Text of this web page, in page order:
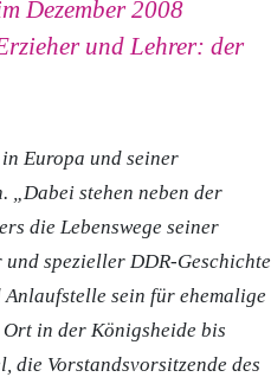
Dezember 2008
und Lehrer: der
Europa und seiner
„Dabei stehen neben der
die Lebenswege seiner
spezieller DDR-Geschichte
sein für ehemalige
Ort in der Königsheide bis
die Vorstandsvorsitzende des